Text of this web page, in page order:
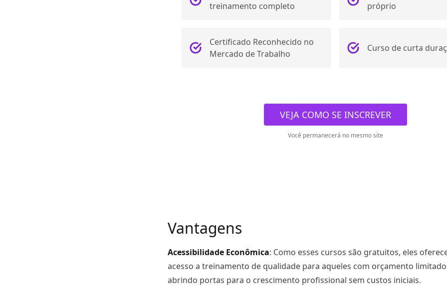
treinamento completo
próprio
Certificado Reconhecido no
Mercado de Trabalho
Curso de curta
VEJA COMO SE INSCREVER
Você permanecerá no mesmo site
Vantagens
Acessibilidade Econômica: Como esses cursos são gratuitos, eles
acesso a treinamento de qualidade para aqueles com orçamento
abrindo portas para o crescimento profissional sem custos iniciais.